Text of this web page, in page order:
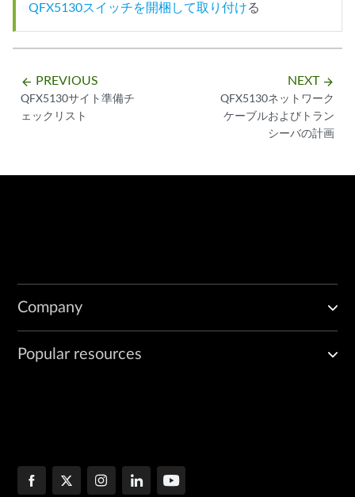
QFX5130スイッチを開梱して取り付ける
arrow_backward PREVIOUS
QFX5130サイト準備チ
ェックリスト
NEXT arrow_forward
QFX5130ネットワーク
ケーブルおよびトラン
シーバの計画
Company
Popular resources